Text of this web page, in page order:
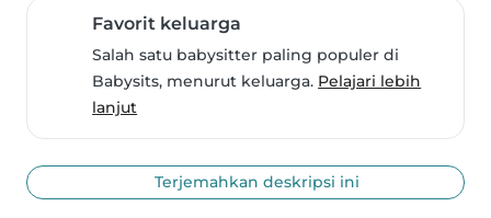
Favorit keluarga
Salah satu babysitter paling populer di
Babysits, menurut keluarga. Pelajari lebih
lanjut
Terjemahkan deskripsi ini